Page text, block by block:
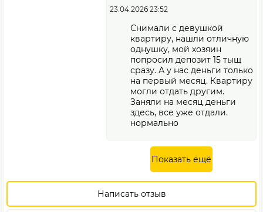
23.04.2026 23:52
Снимали с девушкой
квартиру, нашли отличную
однушку, мой хозяин
попросил депозит 15 тыщ
сразу. А у нас деньги только
на первый месяц. Квартиру
могли отдать другим.
Заняли на месяц деньги
здесь, все уже отдали.
нормально
Показать ещё
Написать отзыв